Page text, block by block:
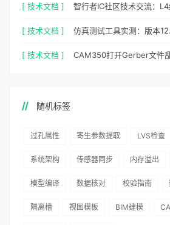
[ 技术文档 ]
[ 技术文档 ] 仿真测试工具实测：版本
[ 技术文档 ]
随机标签
过孔属性 寄生参数提取 LVS检查
系统架构 传感器同步 内存溢出
模型编译 数据核对 校验指南
隔离槽 视图模板 BIM建模